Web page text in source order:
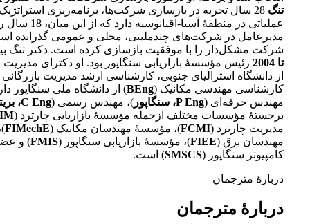
تنگ
28 سال تجربه در بازسازی شرکت‌ها، برنامه‌ریزی
عملیاتی در منطقۀ آسیا-
مدیرعامل در شرکت‌های چندملیتی، محلی و عمومی گذرانده
شرکت مشکل‌دار را با موفقیت بازسازی کرده است. دکتر تنگ
تا 2004
رئیس مؤسسۀ بازاریابی سنگاپور بود. او دکترای مدیریت
از دانشگاه استرالیای جنوبی، کارشناسی ارشد مدیریت
کارشناسی مهندسی مکانیک (BEng) از دانشگاه ملی سنگاپور
مهندس حرفه‌ای (P Eng، سنگاپور )، مهندس رسمی (C Eng، بریتانیا
برجستۀ مؤسسات مختلف ازجمله مؤسسۀ بازاریابی چارترد (
مدیریت چارترد (FCMI)، مؤسسۀ مهندسان مکانیک (FIMechE
مهندسان برق (FIEE)، مؤسسۀ بازاریابی سنگاپور (FMIS) و
کامپیوتر سنگاپور (SMSCS) است.
دربارۀ مترجمان
دربارۀ مترجمان